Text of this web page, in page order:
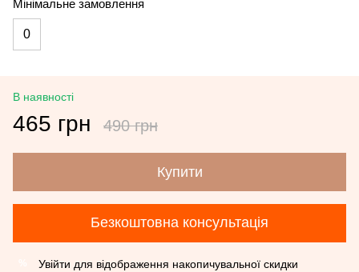
Мінімальне замовлення
0
В наявності
465 грн 490 грн
Купити
Безкоштовна консультація
Увійти для відображення накопичувальної скидки